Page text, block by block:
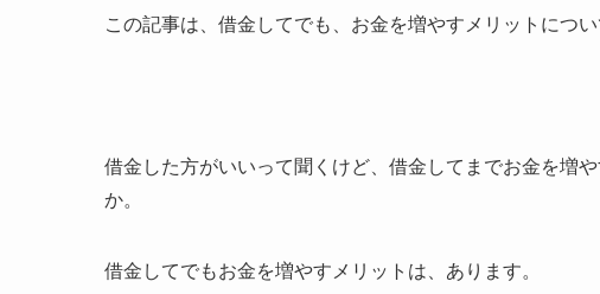
この記事は、借金してでも、お金を増やすメリットについ
借金した方がいいって聞くけど、借金してまでお金を増
か。
借金してでもお金を増やすメリットは、あります。